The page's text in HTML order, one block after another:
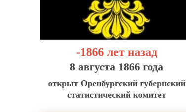
-1866 лет назад
8 августа 1866 года
открыт Оренбургский губернский
статистический комитет